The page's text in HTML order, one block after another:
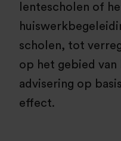
lentescholen of
scholen, tot
op het gebied
advisering op
effect.